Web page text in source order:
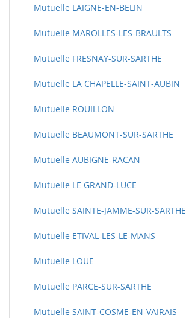
Mutuelle LAIGNE-EN-BELIN
Mutuelle MAROLLES-LES-BRAULTS
Mutuelle FRESNAY-SUR-SARTHE
Mutuelle LA CHAPELLE-SAINT-AUBIN
Mutuelle ROUILLON
Mutuelle BEAUMONT-SUR-SARTHE
Mutuelle AUBIGNE-RACAN
Mutuelle LE GRAND-LUCE
Mutuelle SAINTE-JAMME-SUR-SARTHE
Mutuelle ETIVAL-LES-LE-MANS
Mutuelle LOUE
Mutuelle PARCE-SUR-SARTHE
Mutuelle SAINT-COSME-EN-VAIRAIS